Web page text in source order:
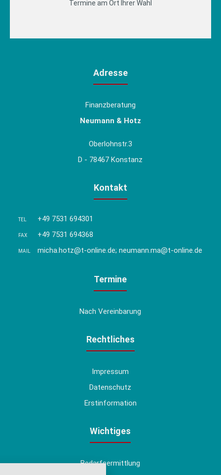
Termine am Ort Ihrer Wahl
Adresse
Finanzberatung
Neumann & Hotz
Oberlohnstr.3
D - 78467 Konstanz
Kontakt
TEL +49 7531 694301
FAX +49 7531 694368
MAIL micha.hotz@t-online.de; neumann.ma@t-online.de
Termine
Nach Vereinbarung
Rechtliches
Impressum
Datenschutz
Erstinformation
Wichtiges
Bedarfsermittlung